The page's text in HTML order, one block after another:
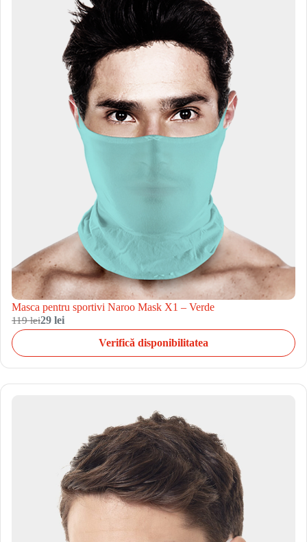
Masca pentru sportivi Naroo Mask X1 – Verde
119 lei29 lei
Verifică disponibilitatea